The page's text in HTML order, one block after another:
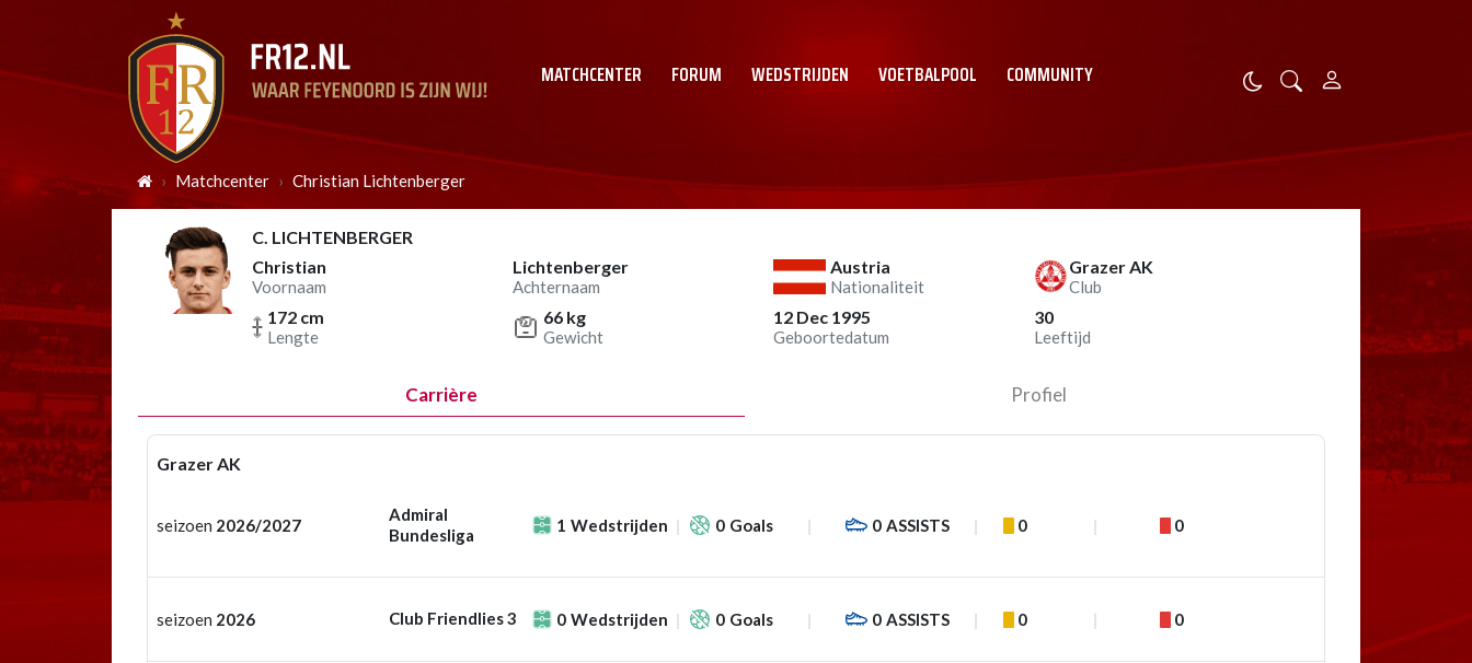
MATCHCENTER FORUM WEDSTRIJDEN VOETBALPOOL COMMUNITY
Matchcenter Christian Lichtenberger
C. LICHTENBERGER
Christian
Voornaam
Lichtenberger
Achternaam
Austria
Nationaliteit
Grazer AK
Club
172 cm
Lengte
66 kg
Gewicht
12 Dec 1995
Geboortedatum
30
Leeftijd
Carrière Profiel
Grazer AK
seizoen 2026/2027
Admiral
Bundesliga
1 Wedstrijden 0 Goals 0 ASSISTS 0 0
seizoen 2026 Club Friendlies 3 0 Wedstrijden 0 Goals 0 ASSISTS 0 0